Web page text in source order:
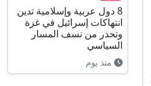
8 دول عربية وإسلامية تدين
انتهاكات إسرائيل في غزة
وتحذر من نسف المسار
السياسي
منذ يوم